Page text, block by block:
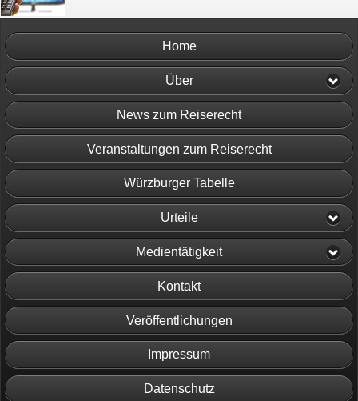
Home
Über
News zum Reiserecht
Veranstaltungen zum Reiserecht
Würzburger Tabelle
Urteile
Medientätigkeit
Kontakt
Veröffentlichungen
Impressum
Datenschutz